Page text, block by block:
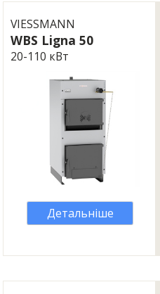
VIESSMANN
WBS Ligna 50
20-110 кВт
Детальніше